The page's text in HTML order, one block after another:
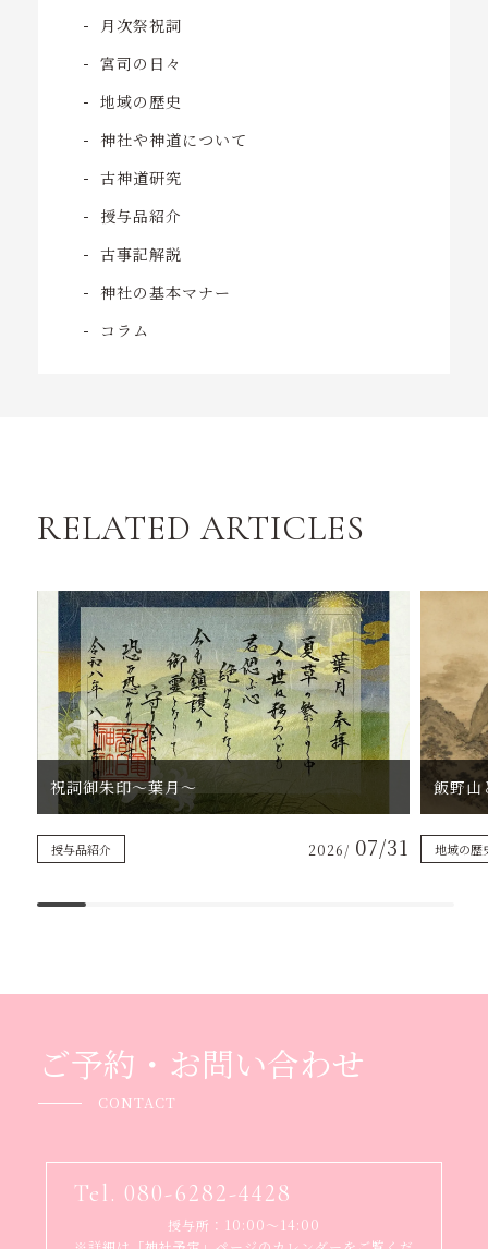
月次祭祝詞
宮司の日々
地域の歴史
神社や神道について
古神道研究
授与品紹介
古事記解説
神社の基本マナー
コラム
RELATED ARTICLES
授与品紹介 2026/ 07/31
祝詞御朱印〜葉月〜
地域の歴
ご予約・お問い合わせ
CONTACT
Tel. 080-6282-4428
授与所：10:00～14:00